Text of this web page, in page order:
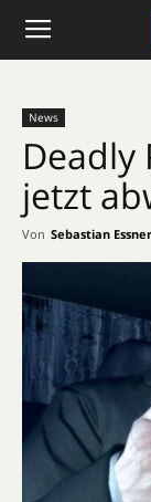
News
Deadly
jetzt
Von Sebastian Essner